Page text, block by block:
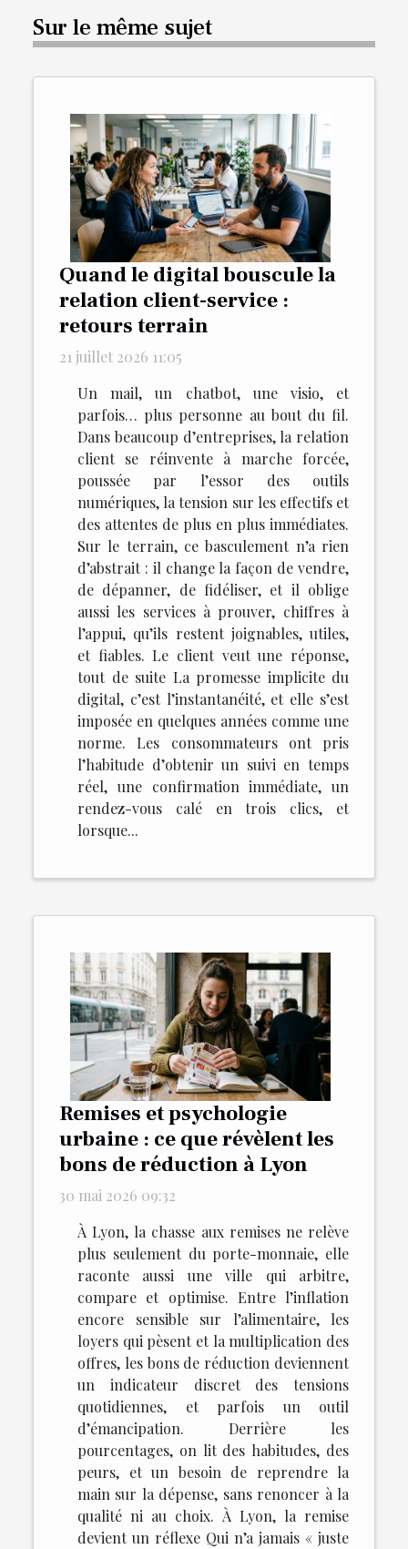
Sur le même sujet
Quand le digital bouscule la
relation client-service :
retours terrain
21 juillet 2026 11:05
Un mail, un chatbot, une visio, et
parfois… plus personne au bout du fil.
Dans beaucoup d’entreprises, la relation
client se réinvente à marche forcée,
poussée par l’essor des outils
numériques, la tension sur les effectifs et
des attentes de plus en plus immédiates.
Sur le terrain, ce basculement n’a rien
d’abstrait : il change la façon de vendre,
de dépanner, de fidéliser, et il oblige
aussi les services à prouver, chiffres à
l’appui, qu’ils restent joignables, utiles,
et fiables. Le client veut une réponse,
tout de suite La promesse implicite du
digital, c’est l’instantanéité, et elle s’est
imposée en quelques années comme une
norme. Les consommateurs ont pris
l’habitude d’obtenir un suivi en temps
réel, une confirmation immédiate, un
rendez-vous calé en trois clics, et
lorsque...
Remises et psychologie
urbaine : ce que révèlent les
bons de réduction à Lyon
30 mai 2026 09:32
À Lyon, la chasse aux remises ne relève
plus seulement du porte-monnaie, elle
raconte aussi une ville qui arbitre,
compare et optimise. Entre l’inflation
encore sensible sur l’alimentaire, les
loyers qui pèsent et la multiplication des
offres, les bons de réduction deviennent
un indicateur discret des tensions
quotidiennes, et parfois un outil
d’émancipation. Derrière les
pourcentages, on lit des habitudes, des
peurs, et un besoin de reprendre la
main sur la dépense, sans renoncer à la
qualité ni au choix. À Lyon, la remise
devient un réflexe Qui n’a jamais « juste